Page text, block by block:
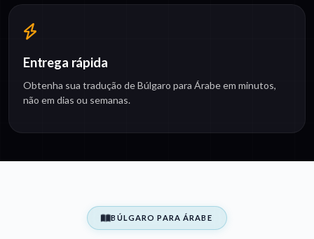
Entrega rápida
Obtenha sua tradução de Búlgaro para Árabe em minutos,
não em dias ou semanas.
BÚLGARO PARA ÁRABE